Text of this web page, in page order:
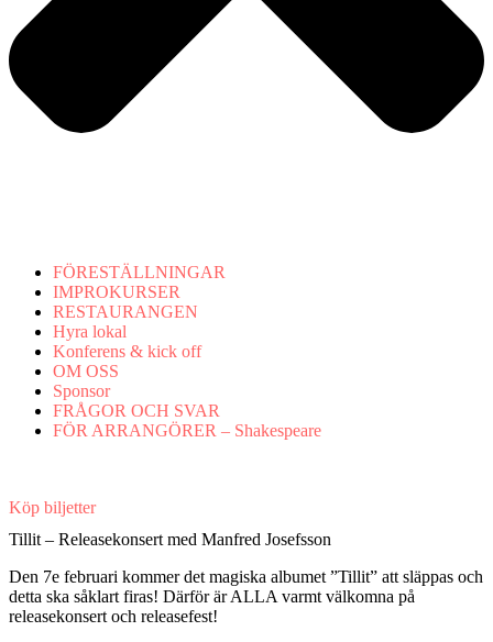
FÖRESTÄLLNINGAR
IMPROKURSER
RESTAURANGEN
Hyra lokal
Konferens & kick off
OM OSS
Sponsor
FRÅGOR OCH SVAR
FÖR ARRANGÖRER – Shakespeare
Köp biljetter
Tillit – Releasekonsert med Manfred Josefsson
Den 7e februari kommer det magiska albumet ”Tillit” att släppas och
detta ska såklart firas! Därför är ALLA varmt välkomna på
releasekonsert och releasefest!